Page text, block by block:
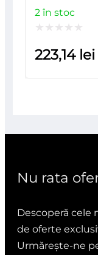
2 în stoc
la
223,14 lei
Nu rata
Descoperă cele
de oferte
Urmărește-ne